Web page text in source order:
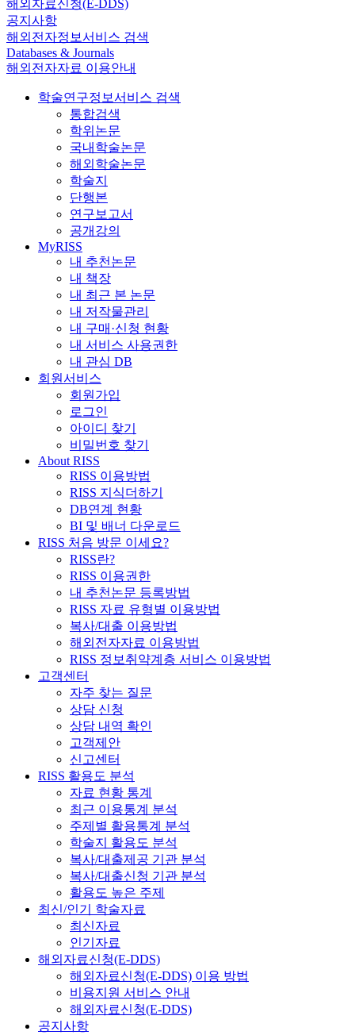
해외자료신청(E-DDS)
공지사항
해외전자정보서비스 검색
Databases & Journals
해외전자자료 이용안내
학술연구정보서비스 검색
통합검색
학위논문
국내학술논문
해외학술논문
학술지
단행본
연구보고서
공개강의
MyRISS
내 추천논문
내 책장
내 최근 본 논문
내 저작물관리
내 구매·신청 현황
내 서비스 사용권한
내 관심 DB
회원서비스
회원가입
로그인
아이디 찾기
비밀번호 찾기
About RISS
RISS 이용방법
RISS 지식더하기
DB연계 현황
BI 및 배너 다운로드
RISS 처음 방문 이세요?
RISS란?
RISS 이용권한
내 추천논문 등록방법
RISS 자료 유형별 이용방법
복사/대출 이용방법
해외전자자료 이용방법
RISS 정보취약계층 서비스 이용방법
고객센터
자주 찾는 질문
상담 신청
상담 내역 확인
고객제안
신고센터
RISS 활용도 분석
자료 현황 통계
최근 이용통계 분석
주제별 활용통계 분석
학술지 활용도 분석
복사/대출제공 기관 분석
복사/대출신청 기관 분석
활용도 높은 주제
최신/인기 학술자료
최신자료
인기자료
해외자료신청(E-DDS)
해외자료신청(E-DDS) 이용 방법
비용지원 서비스 안내
해외자료신청(E-DDS)
공지사항